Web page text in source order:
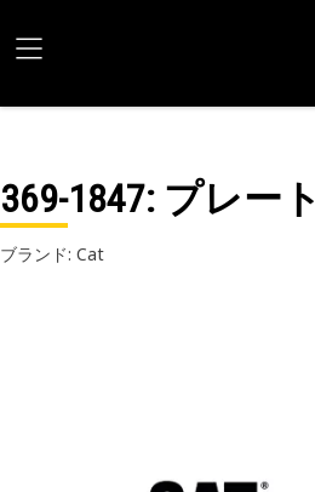
369-1847: プレート
ブランド: Cat